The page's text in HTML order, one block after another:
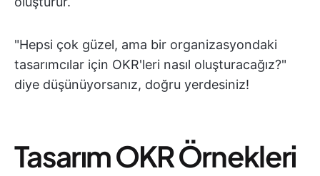
"Hepsi çok güzel, ama bir organizasyondaki
tasarımcılar için OKR'leri nasıl oluşturacağız?"
diye düşünüyorsanız, doğru yerdesiniz!
Tasarım OKR Örnekleri